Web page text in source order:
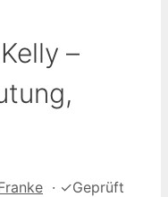
–
· ✓Geprüft